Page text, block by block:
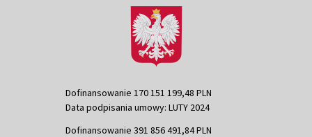
Dofinansowanie 170 151 199,48 PLN
Data podpisania umowy: LUTY 2024
Dofinansowanie 391 856 491,84 PLN